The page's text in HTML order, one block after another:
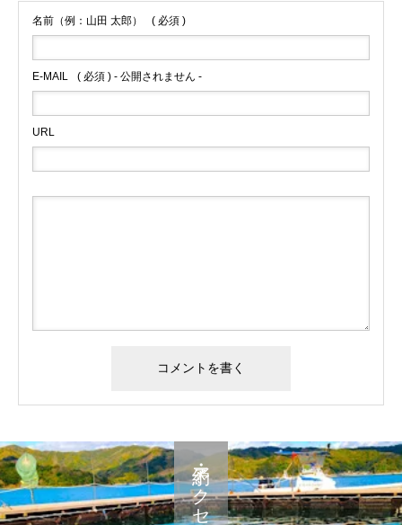
名前（例：山田 太郎） ( 必須 )
E-MAIL ( 必須 ) - 公開されません -
URL
予約・アクセス・料金